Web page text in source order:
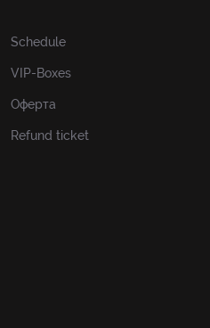
Schedule
VIP-Boxes
Оферта
Refund ticket